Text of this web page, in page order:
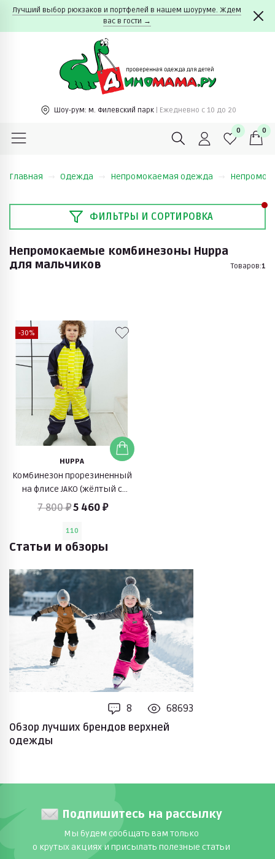
Лучший выбор рюкзаков и портфелей в нашем шоуруме. Ждем
вас в гости →
Шоу-рум: м. Филевский парк | Ежедневно c 10 до 20
0 0
Главная Одежда Непромокаемая одежда
ФИЛЬТРЫ И СОРТИРОВКА
Непромокаемые комбинезоны Huppa
для мальчиков
Товаров:1
-30%
HUPPA
Комбинезон прорезиненный
на флисе JAKO (жёлтый с
синим)
7 800 ₽5 460 ₽
110
Статьи и обзоры
8
68693
Обзор лучших брендов верхней
одежды
Подпишитесь на рассылку
Мы будем сообщать вам только
о крутых акциях и присылать полезные статьи